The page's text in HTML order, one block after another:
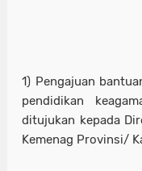
1) Pengajuan
pendidikan
ditujukan kepada
Kemenag Provinsi/